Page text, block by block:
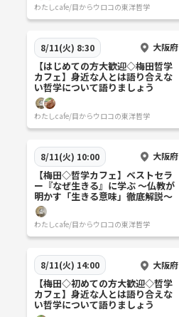
わたしcafe/目からウロコの東洋哲学
8/11(火) 8:30 大阪府
【はじめての方大歓迎◇梅田哲学
カフェ】身近な人とは語り合えな
い哲学について語りましょう
わたしcafe/目からウロコの東洋哲学
8/11(火) 10:00 大阪府
【梅田◇哲学カフェ】ベストセラ
ー『なぜ生きる』に学ぶ ～仏教が
明かす「生きる意味」徹底解説～
わたしcafe/目からウロコの東洋哲学
8/11(火) 14:00 大阪府
【梅田◇初めての方大歓迎◇哲学
カフェ】身近な人とは語り合えな
い哲学について語りましょう